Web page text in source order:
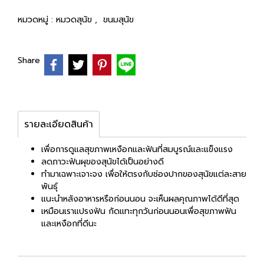
หมวดหมู่ : หมวดสุนัข , ขนมสุนัข
Share
รายละเอียดสินค้า
เพื่อการดูแลสุขภาพเหงือกและฟันที่สมบูรณ์และแข็งแรง
ลดภาวะฟันผุของสุนัขได้เป็นอย่างดี
ทำมาเฉพาะเจาะจง เพื่อให้ตรงกับช่องปากของสุนัขแต่ละสาย
พันธุ์
แนะนำหลังอาหารหรือก่อนนอน จะเห็นผลคุณภาพได้ดีที่สุด
เหมือนเราแปรงฟัน กัดแทะทุกวันก่อนนอนเพื่อสุขภาพฟัน
และเหงือกที่ดีนะ